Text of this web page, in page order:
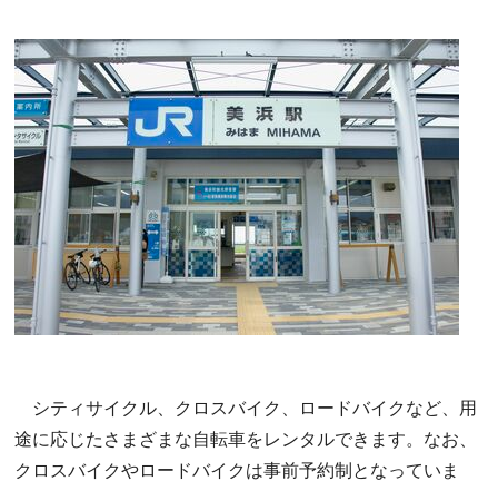
シティサイクル、クロスバイク、ロードバイクなど、用
途に応じたさまざまな自転車をレンタルできます。なお、
クロスバイクやロードバイクは事前予約制となっていま